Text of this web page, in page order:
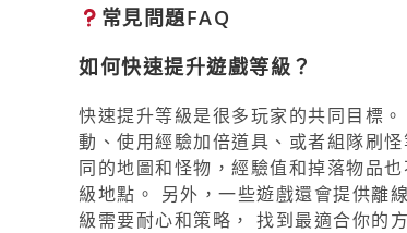
常見問題FAQ
如何快速提升遊戲等級？
快速提升等級是很多玩家的共同目標
動、使用經驗加倍道具、或者組隊刷
同的地圖和怪物，經驗值和掉落物品
級地點。 另外，一些遊戲還會提供離
級需要耐心和策略， 找到最適合你的